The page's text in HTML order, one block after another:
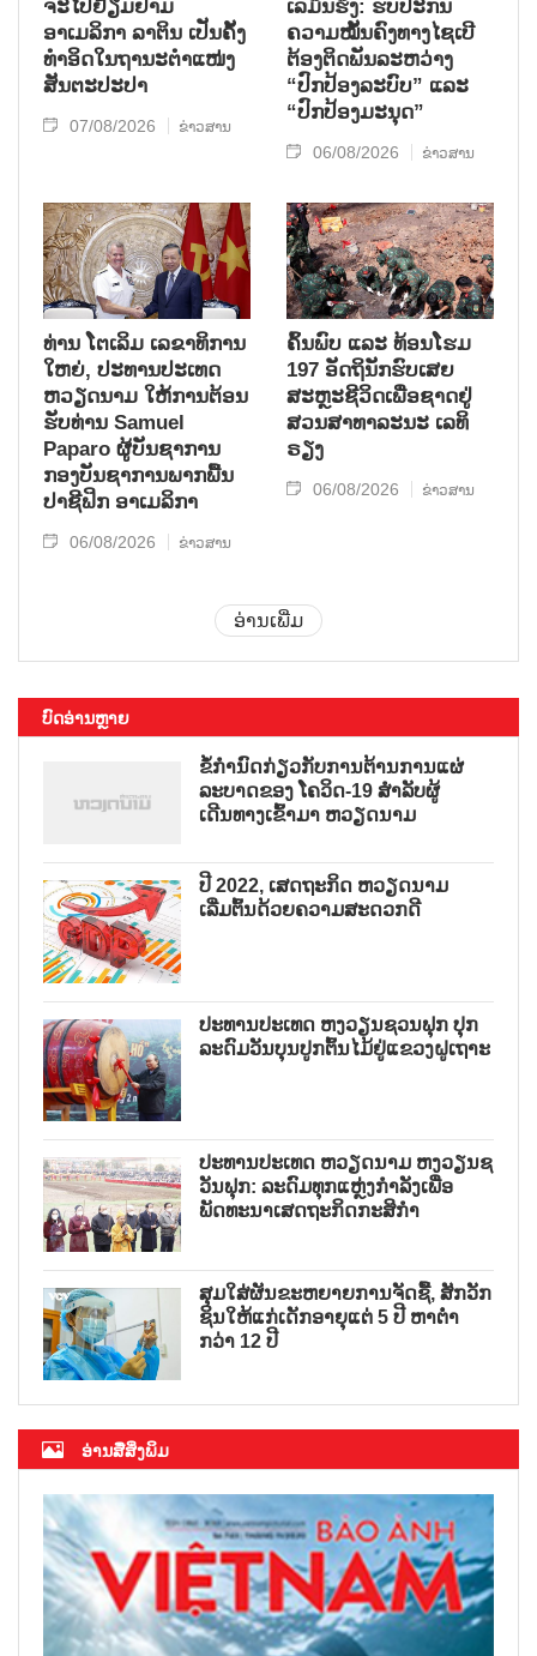
ຈະໄປຢ້ຽມຢາມ
ອາເມລິກາ ລາຕິນ ເປັນຄັ້ງ
ທຳອິດໃນຖານະຕຳແໜ່ງ
ສັນຕະປະປາ
07/08/2026 ຂ່າວສານ
ເລມິນຮຶງ: ຮັບປະກັນ
ຄວາມໝັ້ນຄົງທາງໄຊເບີ
ຕ້ອງຕິດພັນລະຫວ່າງ
“ປົກປ້ອງລະບົບ” ແລະ
“ປົກປ້ອງມະນຸດ”
06/08/2026 ຂ່າວສານ
ທ່ານ ໂຕ​ເລິມ ເລ​ຂາ​ທິ​ການ​
ໃຫຍ່, ປະ​ທານ​ປະ​ເທດ ​
ຫວຽດ​ນາມ ໃຫ້​ການ​ຕ້ອນ​
ຮັບ​ທ່ານ Samuel
Paparo ຜູ້​ບັນ​ຊາ​ການ
ກອງ​ບັນ​ຊາ​ການພາກ​ພື້ນ​
ປາ​ຊີ​ຟິກ ອາ​ເມ​ລິ​ກາ
06/08/2026 ຂ່າວສານ
ຄົ້ນ​ພົບ ແລະ ທ້ອນ​ໂຮມ
197 ອັດ​ຖິ​ນັກ​ຮົບ​ເສຍ​
ສະຫຼະ​ຊີ​ວິດ​ເພື່ອ​ຊາດ​ຢູ່​
ສວນ​ສາ​ທາ​ລະ​ນະ ເລ​ທິ​
ຣຽງ
06/08/2026 ຂ່າວສານ
ອ່ານເພີ່ມ
ບົດອ່ານຫຼາຍ
ຂໍ້ກຳນົດກ່ຽວກັບການຕ້ານການແຜ່
ລະບາດຂອງ ໂຄວິດ-19 ສຳລັບຜູ້
ເດີນທາງເຂົ້າມາ ຫວຽດນາມ
ປີ 2022, ເສດຖະກິດ ຫວຽດນາມ
ເລີ່ມຕົ້ນດ້ວຍຄວາມສະດວກດີ
ປະທານປະເທດ ຫງວຽນຊວນຟຸກ ປຸກ
ລະດົມວັນບຸນປູກຕົ້ນໄມ້ຢູ່ແຂວງຝູເຖາະ
ປະທານປະເທດ ຫວຽດນາມ ຫງວຽນຊ
ວັນຟຸກ: ລະດົມທຸກແຫຼ່ງກຳລັງເພື່ອ
ພັດທະນາເສດຖະກິດກະສິກຳ
ສຸມໃສ່ຜັນຂະຫຍາຍການຈັດຊື້, ສັກວັກ
ຊິນໃຫ້ແກ່ເດັກອາຍຸແຕ່ 5 ປີ ຫາຕ່ຳ
ກວ່າ 12 ປີ
ອ່ານສື່ສິ່ງພິມ